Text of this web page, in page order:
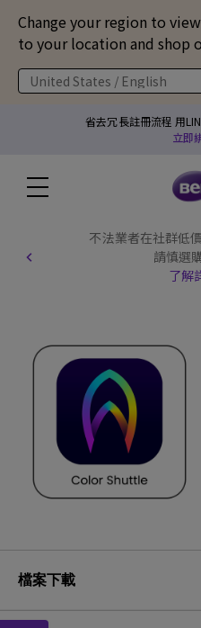
Change your region to
to your location and shop
United States / English
省去冗長註冊流程 用
立即
不法業者在社群低
請慎選
了解
檔案下載